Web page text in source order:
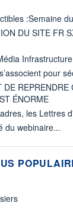
:Semaine
DU SITE FR
pour
REPRENDRE
ÉNORME
les Lettres
du webinaire...